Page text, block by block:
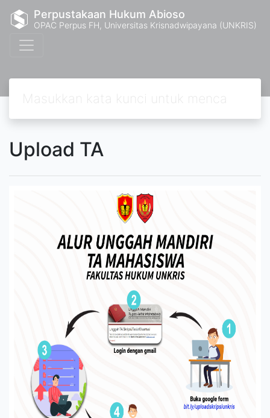
Perpustakaan Hukum Abioso
OPAC Perpus FH, Universitas Krisnadwipayana (UNKRIS)
Upload TA